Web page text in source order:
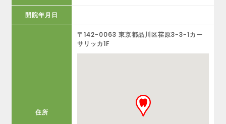
開院年月日
住所
〒142-0063 東京都品川区荏原3-3-1カー
サリッカ1F